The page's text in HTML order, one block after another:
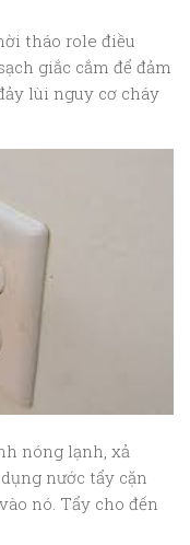
tháo role điều
giắc cắm để đảm
lùi nguy cơ cháy
nóng lạnh, xả
nước tẩy cặn
nó. Tẩy cho đến